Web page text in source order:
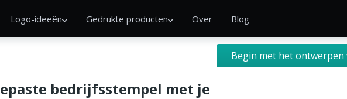
Logo-ideeën Gedrukte producten Over Blog
Begin met het ontwerpen
bedrijfsstempel met je